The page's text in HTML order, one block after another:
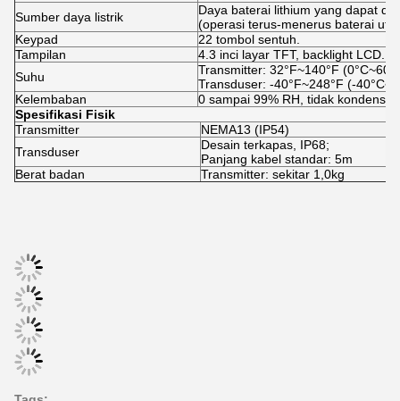
Spesifikasi
Spesifikasi Kinerja
Jangkauan kecepatan
±0,03 ~ ±40 ft/s (±0,01 ~ ±12 m/s)
Keakuratan
± 0,5% dari nilai yang diukur
Kemungkinan diulang
0.15%.
Linearitas
± 0,5%.
Ukuran pipa
1 ′′~ 200 ′′ (25mm~5000mm)
Spesifikasi Fungsi
Output
Output analog: 4 ~ 20mA, Max
Sumber daya listrik
Keypad
Tampilan
Suhu
Kelembaban
Spesifikasi Fisik
Transmitter